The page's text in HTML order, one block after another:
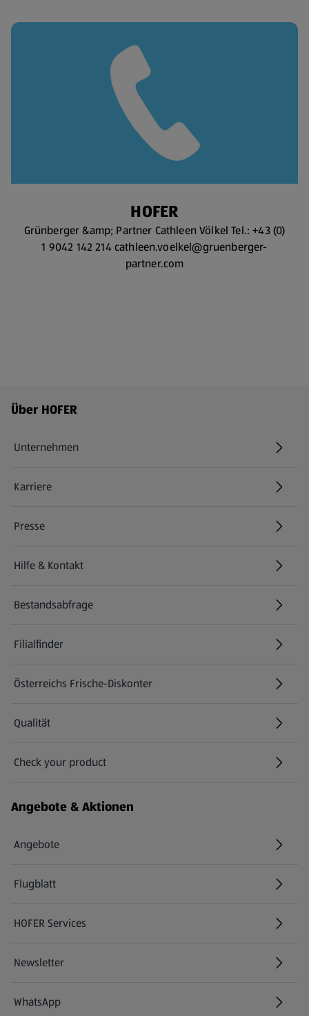
HOFER
Grünberger &amp; Partner Cathleen Völkel Tel.: +43 (0)
1 9042 142 214 cathleen.voelkel@gruenberger-
partner.com
Fußzeilenmenü - weitere Links
Über HOFER
Unternehmen
Karriere
(öffnet in einem neuen Tab)
Presse
Hilfe & Kontakt
(öffnet in einem neuen Tab)
Bestandsabfrage
(öffnet in einem neuen Tab)
Filialfinder
Österreichs Frische-Diskonter
Qualität
Check your product
(öffnet in einem neuen Tab)
Angebote & Aktionen
Angebote
Flugblatt
HOFER Services
Newsletter
WhatsApp